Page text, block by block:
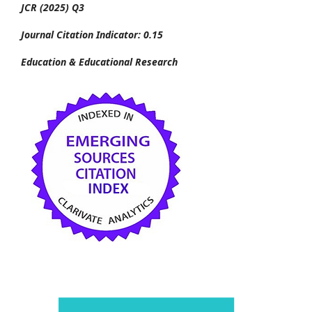
JCR (2025) Q3
Journal Citation Indicator: 0.15
Education & Educational Research